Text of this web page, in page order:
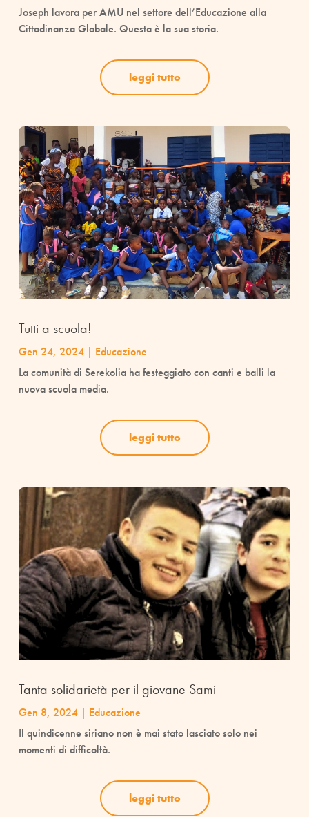
Joseph lavora per AMU nel settore dell’Educazione alla
Cittadinanza Globale. Questa è la sua storia.
leggi tutto
Tutti a scuola!
Gen 24, 2024| Educazione
La comunità di Serekolia ha festeggiato con canti e balli la
nuova scuola media.
leggi tutto
Tanta solidarietà per il giovane Sami
Gen 8, 2024| Educazione
Il quindicenne siriano non è mai stato lasciato solo nei
momenti di difficoltà.
leggi tutto